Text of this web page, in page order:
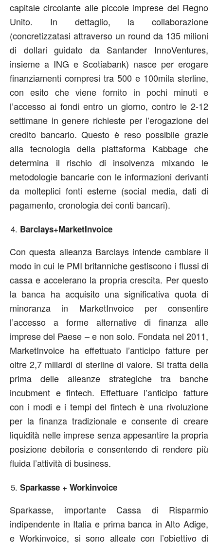
capitale circolante alle piccole imprese del Regno
Unito. In dettaglio, la collaborazione
(concretizzatasi attraverso un round da 135 milioni
di dollari guidato da Santander InnoVentures,
insieme a ING e Scotiabank) nasce per erogare
finanziamenti compresi tra 500 e 100mila sterline,
con esito che viene fornito in pochi minuti e
l’accesso ai fondi entro un giorno, contro le 2-12
settimane in genere richieste per l’erogazione del
credito bancario. Questo è reso possibile grazie
alla tecnologia della piattaforma Kabbage che
determina il rischio di insolvenza mixando le
metodologie bancarie con le informazioni derivanti
da molteplici fonti esterne (social media, dati di
pagamento, cronologia dei conti bancari).
Barclays+MarketInvoice
Con questa alleanza Barclays intende cambiare il
modo in cui le PMI britanniche gestiscono i flussi di
cassa e accelerano la propria crescita. Per questo
la banca ha acquisito una significativa quota di
minoranza in MarketInvoice per consentire
l’accesso a forme alternative di finanza alle
imprese del Paese – e non solo. Fondata nel 2011,
MarketInvoice ha effettuato l’anticipo fatture per
oltre 2,7 miliardi di sterline di valore. Si tratta della
prima delle alleanze strategiche tra banche
incubment e fintech. Effettuare l’anticipo fatture
con i modi e i tempi del fintech è una rivoluzione
per la finanza tradizionale e consente di creare
liquidità nelle imprese senza appesantire la propria
posizione debitoria e consentendo di rendere più
fluida l’attività di business.
Sparkasse + Workinvoice
Sparkasse, importante Cassa di Risparmio
indipendente in Italia e prima banca in Alto Adige,
e Workinvoice, si sono alleate con l’obiettivo di